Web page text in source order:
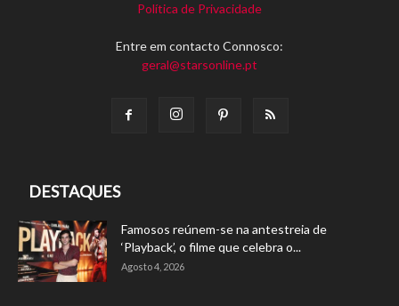
Política de Privacidade
Entre em contacto Connosco:
geral@starsonline.pt
DESTAQUES
Famosos reúnem-se na antestreia de
‘Playback’, o filme que celebra o...
Agosto 4, 2026